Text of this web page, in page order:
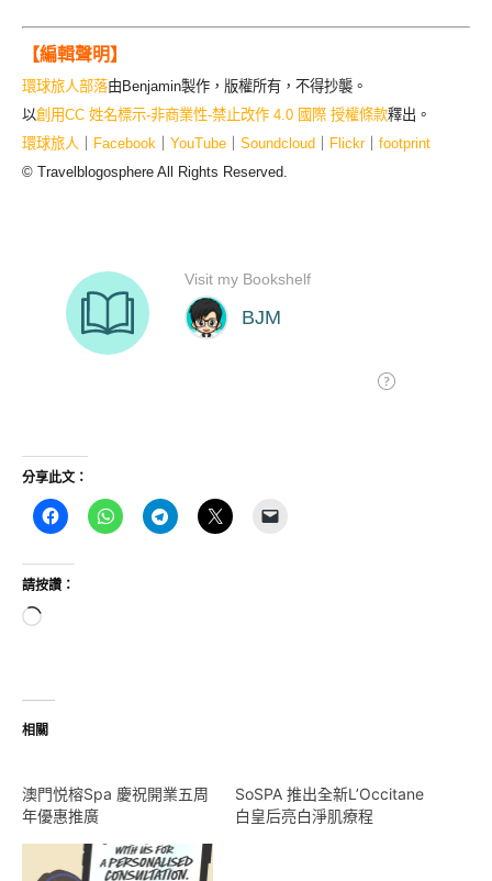
【編輯聲明】
環球旅人部落由Benjamin製作，版權所有，不得抄襲。
以創用CC 姓名標示-非商業性-禁止改作 4.0 國際 授權條款釋出。
環球旅人
Facebook YouTube Soundcloud Flickr｜ footprint
© Travelblogosphere All Rights Reserved.
分享此文：
請按讚：
正
入...
相關
澳門悦榕Spa 慶祝開業五周
年優惠推廣
SoSPA 推出全新L’Occitane
白皇后亮白淨肌療程